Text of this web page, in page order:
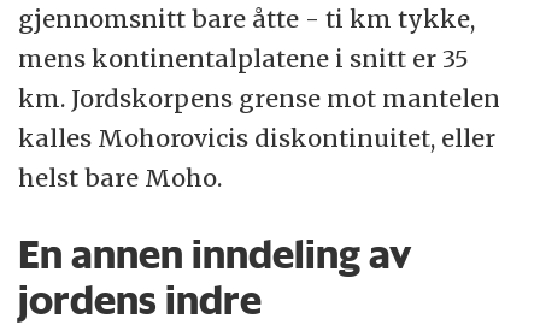
gjennomsnitt bare åtte - ti km tykke,
mens kontinentalplatene i snitt er 35
km. Jordskorpens grense mot mantelen
kalles Mohorovicis diskontinuitet, eller
helst bare Moho.
En annen inndeling av
jordens indre